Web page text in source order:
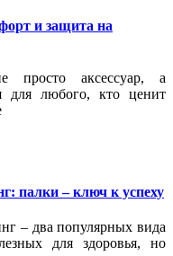
и защита на
просто аксессуар, а
для любого, кто ценит
палки – ключ к успеху
– два популярных вида
для здоровья, но